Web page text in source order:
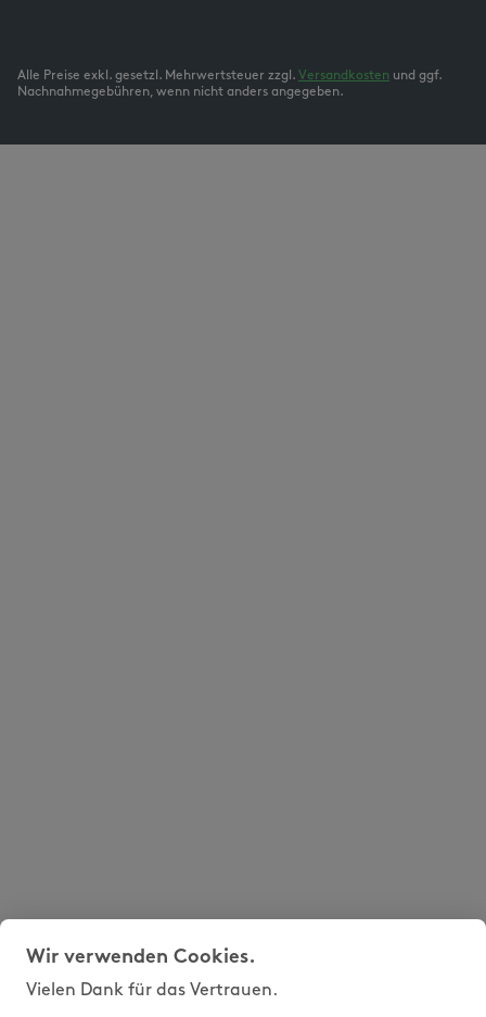
Alle Preise exkl. gesetzl. Mehrwertsteuer zzgl. Versandkosten und ggf.
Nachnahmegebühren, wenn nicht anders angegeben.
Wir verwenden Cookies.
Vielen Dank für das Vertrauen.